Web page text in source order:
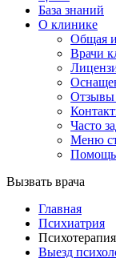
База знаний
О клинике
Общая
Врачи
Отзывы
Часто
Меню
Помощь
Вызвать врача
Главная
Психиатрия
Психотерапия
Выезд